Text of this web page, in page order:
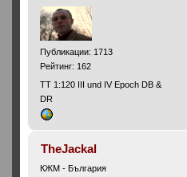
Публикации: 1713
Рейтинг: 162
ТТ 1:120 III und IV Epoch DB &
DR
TheJackal
КЖМ - България